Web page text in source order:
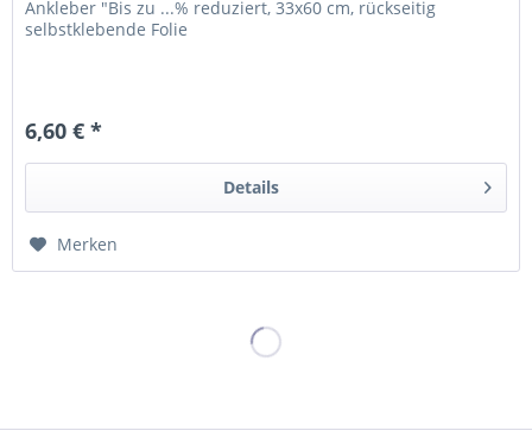
Ankleber "Bis zu ...% reduziert, 33x60 cm, rückseitig
selbstklebende Folie
6,60 € *
Details
Merken